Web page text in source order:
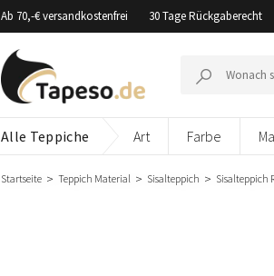
Ab 70,-€ versandkostenfrei 30 Tage Rückgaberecht
nach:
Alle Teppiche Art Farbe
Startseite Teppich Material Sisalteppich Sisalteppich